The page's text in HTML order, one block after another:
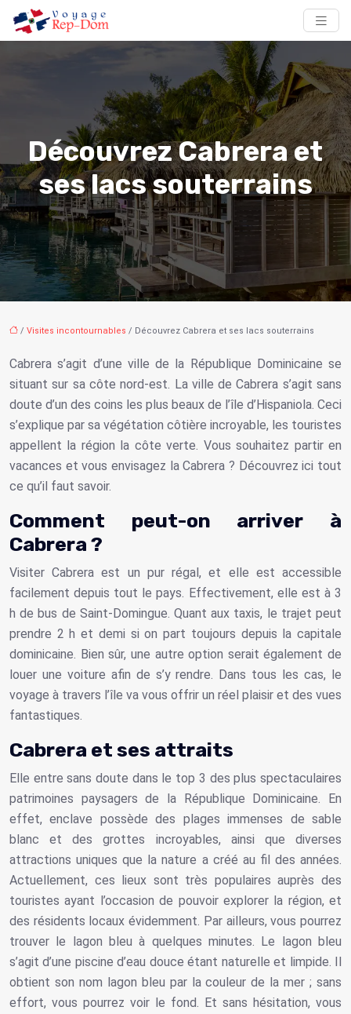
Découvrez Cabrera et
ses lacs souterrains
/ Visites incontournables / Découvrez Cabrera et ses lacs souterrains
Cabrera s’agit d’une ville de la République Dominicaine se
situant sur sa côte nord-est. La ville de Cabrera s’agit sans
doute d’un des coins les plus beaux de l’île d’Hispaniola. Ceci
s’explique par sa végétation côtière incroyable, les touristes
appellent la région la côte verte. Vous souhaitez partir en
vacances et vous envisagez la Cabrera ? Découvrez ici tout
ce qu’il faut savoir.
Comment peut-on arriver à
Cabrera ?
Visiter Cabrera est un pur régal, et elle est accessible
facilement depuis tout le pays. Effectivement, elle est à 3
h de bus de Saint-Domingue. Quant aux taxis, le trajet peut
prendre 2 h et demi si on part toujours depuis la capitale
dominicaine. Bien sûr, une autre option serait également de
louer une voiture afin de s’y rendre. Dans tous les cas, le
voyage à travers l’île va vous offrir un réel plaisir et des vues
fantastiques.
Cabrera et ses attraits
Elle entre sans doute dans le top 3 des plus spectaculaires
patrimoines paysagers de la République Dominicaine. En
effet, enclave possède des plages immenses de sable
blanc et des grottes incroyables, ainsi que diverses
attractions uniques que la nature a créé au fil des années.
Actuellement, ces lieux sont très populaires auprès des
touristes ayant l’occasion de pouvoir explorer la région, et
des résidents locaux évidemment. Par ailleurs, vous pourrez
trouver le lagon bleu à quelques minutes. Le lagon bleu
s’agit d’une piscine d’eau douce étant naturelle et limpide. Il
obtient son nom lagon bleu par la couleur de la mer ; sans
effort, vous pourrez voir le fond. Et sans hésitation, vous